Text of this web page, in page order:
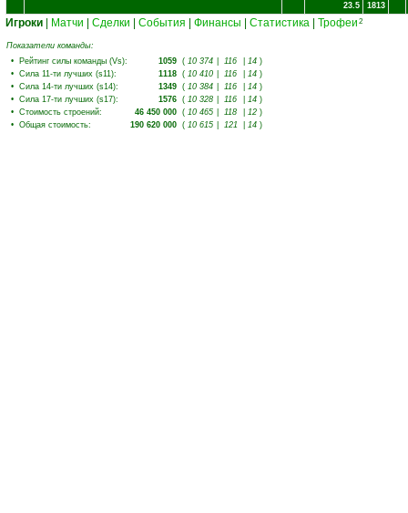
23.5 1813
Игроки Матчи Сделки События Финансы Статистика Трофеи 2
Показатели команды:
• Рейтинг силы команды (Vs): 1059 ( 10 374 116 14 )
• Сила 11-ти лучших (s11): 1118 ( 10 410 116 14 )
• Сила 14-ти лучших (s14): 1349 ( 10 384 116 14 )
• Сила 17-ти лучших (s17): 1576 ( 10 328 116 14 )
• Стоимость строений: 46 450 000 ( 10 465 118 12 )
• Общая стоимость: 190 620 000 ( 10 615 121 14 )